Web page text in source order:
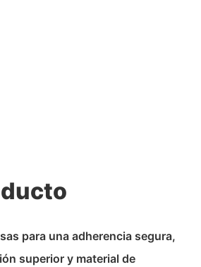
para una adherencia segura,
superior y material de